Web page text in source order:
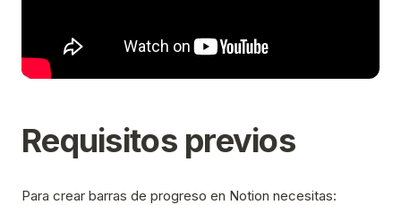
Requisitos previos
Para crear barras de progreso en Notion necesitas: